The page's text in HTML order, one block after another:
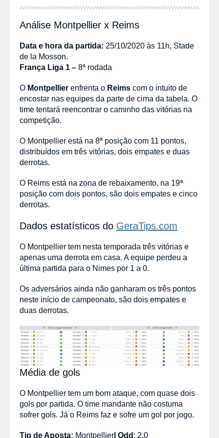
Análise Montpellier x Reims
Data e hora da partida: 25/10/2020 às 11h, Stade
de la Mosson.
França Liga 1 – 8ª rodada
O Montpellier enfrenta o Reims com o intuito de
encostar nas equipes da parte de cima da tabela. O
time tentará reencontrar o caminho das vitórias na
competição.
O Montpellier está na 8ª posição com 11 pontos,
distribuídos em três vitórias, dois empates e duas
derrotas.
O Reims está na zona de rebaixamento, na 19ª
posição com dois pontos, são dois empates e cinco
derrotas.
Dados estatísticos do GeraTips.com
O Montpellier tem nesta temporada três vitórias e
apenas uma derrota em casa. A equipe perdeu a
última partida para o Nimes por 1 a 0.
Os adversários ainda não ganharam os três pontos
neste início de campeonato, são dois empates e
duas derrotas.
Média de gols
O Montpellier tem um bom ataque, com quase dois
gols por partida. O time mandante não costuma
sofrer gols. Já o Reims faz e sofre um gol por jogo.
Tip de Aposta: Montpellier Odd : 2.0